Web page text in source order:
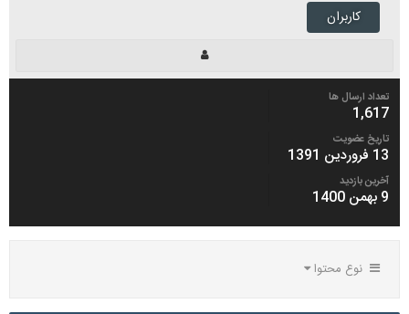
کاربران
تعداد ارسال ها
1,617
تاریخ عضویت
13 فروردین 1391
آخرین بازدید
9 بهمن 1400
نوع محتوا